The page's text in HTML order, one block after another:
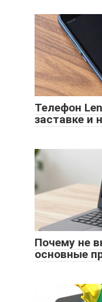
Телефон
заставке и
Почему не
основные